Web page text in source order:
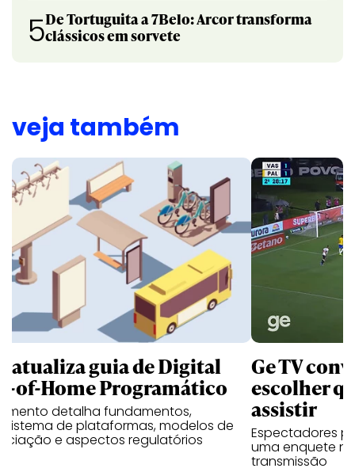
5De Tortuguita a 7Belo: Arcor transforma
clássicos em sorvete
veja também
atualiza guia de Digital
of-Home Programático
detalha fundamentos,
de plataformas, modelos de
e aspectos regulatórios
Ge TV
escolher
assistir
Espectadores
uma enquete
transmissão